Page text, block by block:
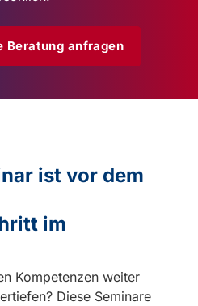
Beratung anfragen
ist vor dem
im
Kompetenzen weiter
Diese Seminare